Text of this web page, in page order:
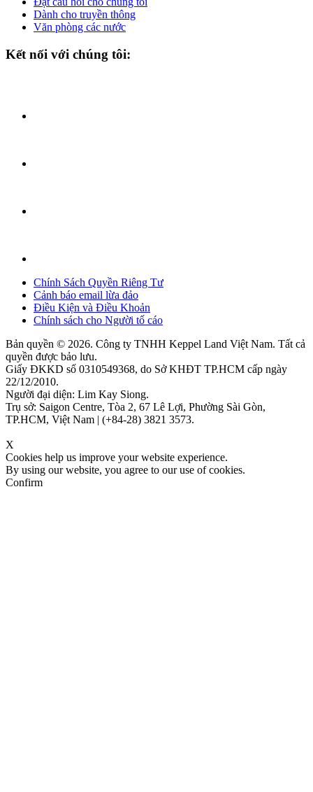
Dành cho truyền thông
Văn phòng các nước
Kết nối với chúng tôi:
Chính Sách Quyền Riêng Tư
Cảnh báo email lừa đảo
Điều Kiện và Điều Khoản
Chính sách cho Người tố cáo
Bản quyền © 2026. Công ty TNHH Keppel Land Việt Nam. Tất cả
quyền được bảo lưu.
Giấy ĐKKD số 0310549368, do Sở KHĐT TP.HCM cấp ngày
22/12/2010.
Người đại diện: Lim Kay Siong.
Trụ sở: Saigon Centre, Tòa 2, 67 Lê Lợi, Phường Sài Gòn,
TP.HCM, Việt Nam | (+84-28) 3821 3573.
X
Cookies help us improve your website experience.
By using our website, you agree to our use of cookies.
Confirm